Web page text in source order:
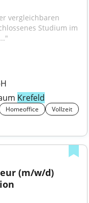
vergleichbaren
Studium im
Krefeld
Homeoffice Vollzeit
(m/w/d)